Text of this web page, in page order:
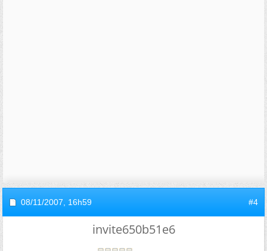
08/11/2007, 16h59 #4
invite650b51e6